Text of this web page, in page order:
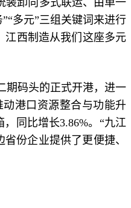
多元”三组关键词来进行
江西制造从我们这座多元
期码头的正式开港，进一
港口资源整合与功能升
同比增长3.86%。“九江
份企业提供了更便捷、